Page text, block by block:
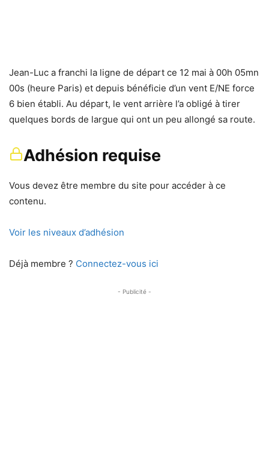
Jean-Luc a franchi la ligne de départ ce 12 mai à 00h 05mn
00s (heure Paris) et depuis bénéficie d’un vent E/NE force
6 bien établi. Au départ, le vent arrière l’a obligé à tirer
quelques bords de largue qui ont un peu allongé sa route.
Adhésion requise
Vous devez être membre du site pour accéder à ce
contenu.
Voir les niveaux d’adhésion
Déjà membre ? Connectez-vous ici
- Publicité -